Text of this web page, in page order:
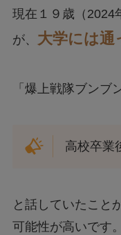
現在１９歳（2024
が、 大学には通
「爆上戦隊ブンブ
高校卒業
と話していたこと
可能性が高いです。